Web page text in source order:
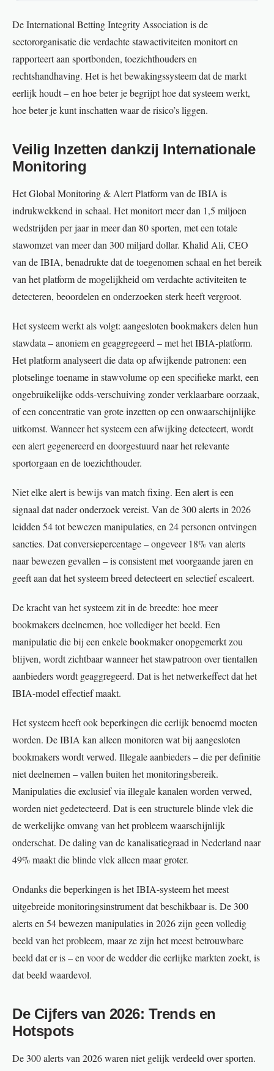
De International Betting Integrity Association is de
sectororganisatie die verdachte stawactiviteiten monitort en
rapporteert aan sportbonden, toezichthouders en
rechtshandhaving. Het is het bewakingssysteem dat de markt
eerlijk houdt – en hoe beter je begrijpt hoe dat systeem werkt,
hoe beter je kunt inschatten waar de risico’s liggen.
Veilig Inzetten dankzij Internationale
Monitoring
Het Global Monitoring & Alert Platform van de IBIA is
indrukwekkend in schaal. Het monitort meer dan 1,5 miljoen
wedstrijden per jaar in meer dan 80 sporten, met een totale
stawomzet van meer dan 300 miljard dollar. Khalid Ali, CEO
van de IBIA, benadrukte dat de toegenomen schaal en het bereik
van het platform de mogelijkheid om verdachte activiteiten te
detecteren, beoordelen en onderzoeken sterk heeft vergroot.
Het systeem werkt als volgt: aangesloten bookmakers delen hun
stawdata – anoniem en geaggregeerd – met het IBIA-platform.
Het platform analyseert die data op afwijkende patronen: een
plotselinge toename in stawvolume op een specifieke markt, een
ongebruikelijke odds-verschuiving zonder verklaarbare oorzaak,
of een concentratie van grote inzetten op een onwaarschijnlijke
uitkomst. Wanneer het systeem een afwijking detecteert, wordt
een alert gegenereerd en doorgestuurd naar het relevante
sportorgaan en de toezichthouder.
Niet elke alert is bewijs van match fixing. Een alert is een
signaal dat nader onderzoek vereist. Van de 300 alerts in 2026
leidden 54 tot bewezen manipulaties, en 24 personen ontvingen
sancties. Dat conversiepercentage – ongeveer 18% van alerts
naar bewezen gevallen – is consistent met voorgaande jaren en
geeft aan dat het systeem breed detecteert en selectief escaleert.
De kracht van het systeem zit in de breedte: hoe meer
bookmakers deelnemen, hoe vollediger het beeld. Een
manipulatie die bij een enkele bookmaker onopgemerkt zou
blijven, wordt zichtbaar wanneer het stawpatroon over tientallen
aanbieders wordt geaggregeerd. Dat is het netwerkeffect dat het
IBIA-model effectief maakt.
Het systeem heeft ook beperkingen die eerlijk benoemd moeten
worden. De IBIA kan alleen monitoren wat bij aangesloten
bookmakers wordt verwed. Illegale aanbieders – die per definitie
niet deelnemen – vallen buiten het monitoringsbereik.
Manipulaties die exclusief via illegale kanalen worden verwed,
worden niet gedetecteerd. Dat is een structurele blinde vlek die
de werkelijke omvang van het probleem waarschijnlijk
onderschat. De daling van de kanalisatiegraad in Nederland naar
49% maakt die blinde vlek alleen maar groter.
Ondanks die beperkingen is het IBIA-systeem het meest
uitgebreide monitoringsinstrument dat beschikbaar is. De 300
alerts en 54 bewezen manipulaties in 2026 zijn geen volledig
beeld van het probleem, maar ze zijn het meest betrouwbare
beeld dat er is – en voor de wedder die eerlijke markten zoekt, is
dat beeld waardevol.
De Cijfers van 2026: Trends en
Hotspots
De 300 alerts van 2026 waren niet gelijk verdeeld over sporten.